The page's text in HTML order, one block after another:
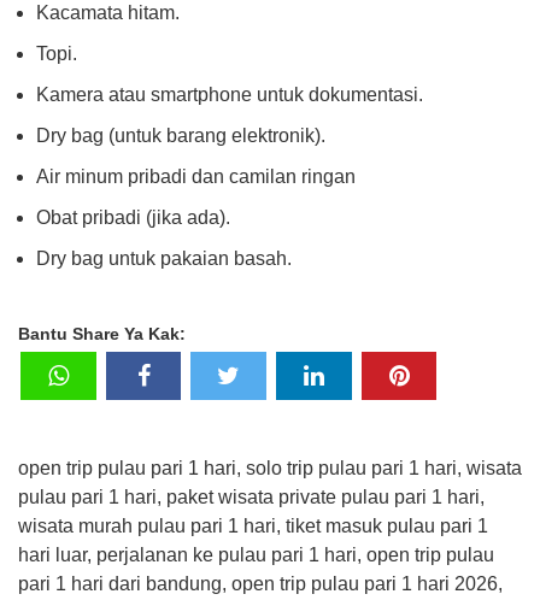
Kacamata hitam.
Topi.
Kamera atau smartphone untuk dokumentasi.
Dry bag (untuk barang elektronik).
Air minum pribadi dan camilan ringan
Obat pribadi (jika ada).
Dry bag untuk pakaian basah.
Bantu Share Ya Kak:
open trip pulau pari 1 hari, solo trip pulau pari 1 hari, wisata
pulau pari 1 hari, paket wisata private pulau pari 1 hari,
wisata murah pulau pari 1 hari, tiket masuk pulau pari 1
hari luar, perjalanan ke pulau pari 1 hari, open trip pulau
pari 1 hari dari bandung, open trip pulau pari 1 hari 2026,